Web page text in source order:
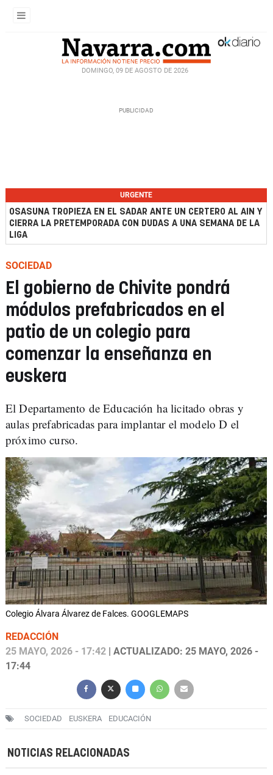
DOMINGO, 09 DE AGOSTO DE 2026
URGENTE
OSASUNA TROPIEZA EN EL SADAR ANTE UN CERTERO AL AIN Y
CIERRA LA PRETEMPORADA CON DUDAS A UNA SEMANA DE LA
LIGA
SOCIEDAD
El gobierno de Chivite pondrá
módulos prefabricados en el
patio de un colegio para
comenzar la enseñanza en
euskera
El Departamento de Educación ha licitado obras y
aulas prefabricadas para implantar el modelo D el
próximo curso.
Colegio Álvara Álvarez de Falces. GOOGLEMAPS
REDACCIÓN
25 MAYO, 2026 - 17:42 | ACTUALIZADO: 25 MAYO, 2026 -
17:44
SOCIEDAD EUSKERA EDUCACIÓN
NOTICIAS RELACIONADAS